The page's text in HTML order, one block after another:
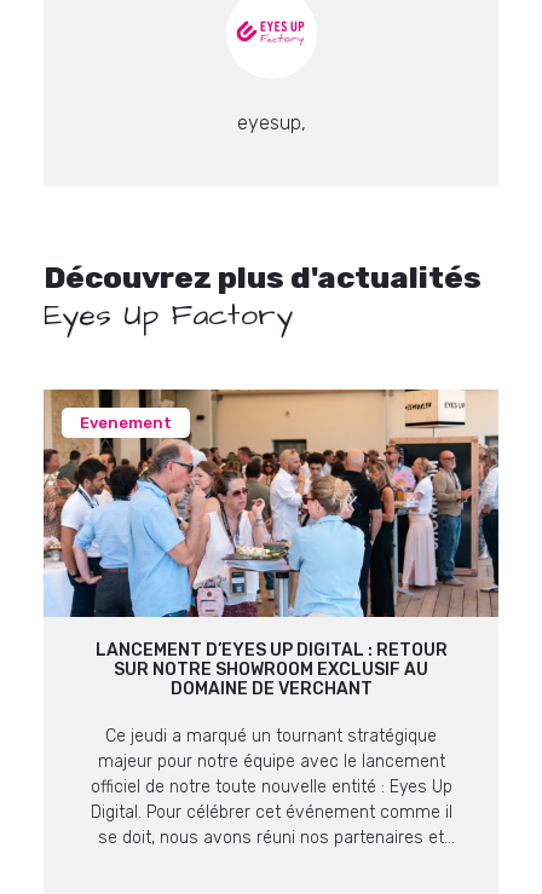
eyesup,
Découvrez plus d'actualités
Eyes Up Factory
Evenement
LANCEMENT D’EYES UP DIGITAL : RETOUR
SUR NOTRE SHOWROOM EXCLUSIF AU
DOMAINE DE VERCHANT
Ce jeudi a marqué un tournant stratégique
majeur pour notre équipe avec le lancement
officiel de notre toute nouvelle entité : Eyes Up
Digital. Pour célébrer cet événement comme il
se doit, nous avons réuni nos partenaires et